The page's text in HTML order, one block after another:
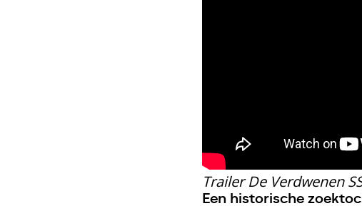
Trailer De Verdwenen
Een historische